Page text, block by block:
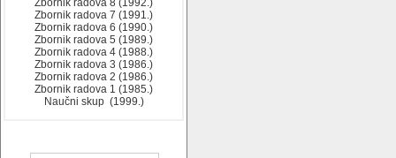
Zbornik radova 8 (1992.)
Zbornik radova 7 (1991.)
Zbornik radova 6 (1990.)
Zbornik radova 5 (1989.)
Zbornik radova 4 (1988.)
Zbornik radova 3 (1986.)
Zbornik radova 2 (1986.)
Zbornik radova 1 (1985.)
Naučni skup (1999.)